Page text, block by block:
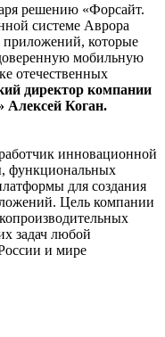
решению «Форсайт.
системе Аврора
приложений, которые
мобильную
отечественных
директор компании
Алексей Коган.
инновационной
функциональных
для создания
Цель компании
задач любой
и мире